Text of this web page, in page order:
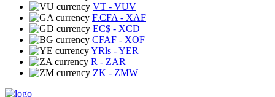
VT - VUV
F.CFA - XAF
EC$ - XCD
CFAF - XOF
YRls - YER
R - ZAR
ZK - ZMW